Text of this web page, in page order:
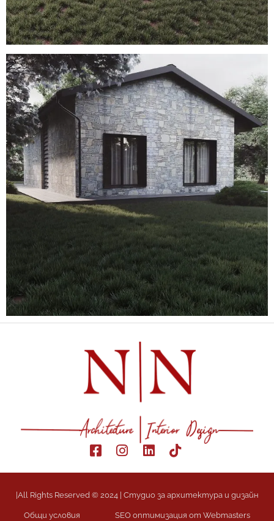
|All Rights Reserved © 2024 | Студио за архитектура и дизайн
Общи условия SEO оптимизация от Webmasters